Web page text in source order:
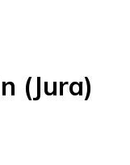
(Jura)